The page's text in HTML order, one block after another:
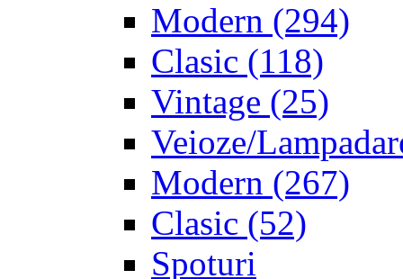
Modern (294)
Clasic (118)
Vintage (25)
Veioze/
Modern (267)
Clasic (52)
Spoturi